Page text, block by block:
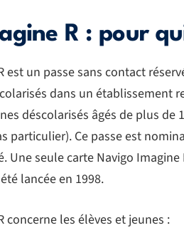
R : pour
est un passe sans contact
dans un établissement
déscolarisés âgés de plus de
particulier). Ce passe est
Une seule carte Navigo
lancée en 1998.
concerne les élèves et jeunes :